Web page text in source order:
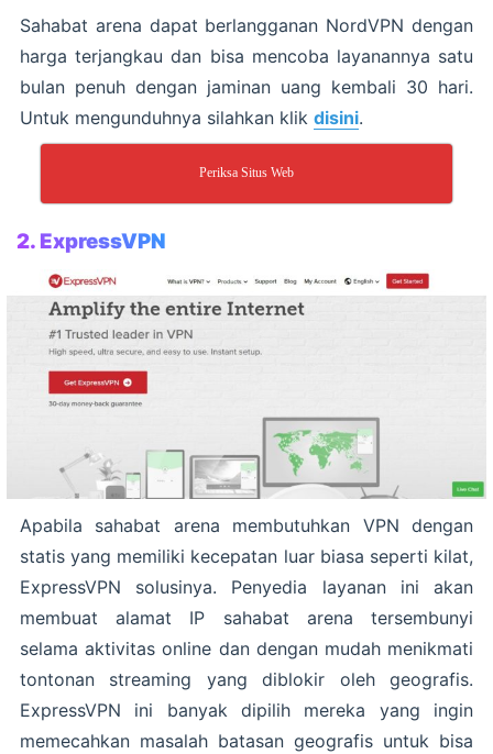
Sahabat arena dapat berlangganan NordVPN dengan
harga terjangkau dan bisa mencoba layanannya satu
bulan penuh dengan jaminan uang kembali 30 hari.
Untuk mengunduhnya silahkan klik disini.
Periksa Situs Web
2. ExpressVPN
Apabila sahabat arena membutuhkan VPN dengan
statis yang memiliki kecepatan luar biasa seperti kilat,
ExpressVPN solusinya. Penyedia layanan ini akan
membuat alamat IP sahabat arena tersembunyi
selama aktivitas online dan dengan mudah menikmati
tontonan streaming yang diblokir oleh geografis.
ExpressVPN ini banyak dipilih mereka yang ingin
memecahkan masalah batasan geografis untuk bisa